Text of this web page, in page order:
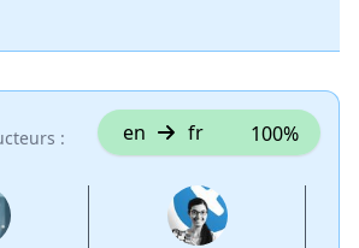
: en fr 100%